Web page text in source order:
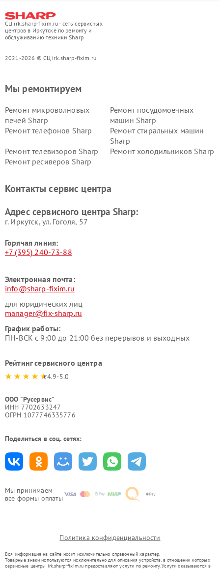
СЦ irk.sharp-fixim.ru - сеть сервисных
центров в Иркутске по ремонту и
обслуживанию техники Sharp
2021-2026 © СЦ irk.sharp-fixim.ru
Мы принимаем
все формы оплаты
Мы ремонтируем
Ремонт микроволновых
печей Sharp
Ремонт посудомоечных
машин Sharp
Ремонт телефонов Sharp
Ремонт стиральных машин
Sharp
Ремонт телевизоров Sharp
Ремонт холодильников Sharp
Ремонт ресиверов Sharp
Контакты сервис центра
Адрес сервисного центра Sharp:
г. Иркутск, ул. ​Гоголя, 57
Горячая линия:
+7 (395) 240-73-88
Электронная почта:
info@sharp-fixim.ru
для юридических лиц
manager@fix-sharp.ru
График работы:
ПН-ВСК с 9:00 до 21:00 без перерывов и выходных
Рейтинг сервисного центра
4.9-5.0
ООО "Русервис"
ИНН 7702633247
ОГРН 1077746335776
Поделиться в соц. сетях:
Политика конфиденциальности
Вся информация на сайте носит исключительно справочный характер.
Товарные знаки используются исключительно для описания устройств, в отношении которых
сервисные центры irk.sharp-fixim.ru предоставляют услуги по ремонту. Услуги оказываются в